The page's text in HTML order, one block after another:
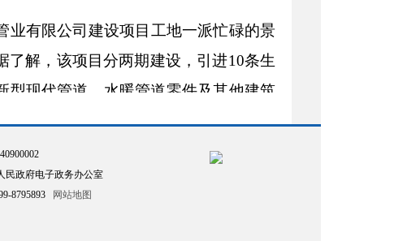
业有限公司建设项目工地一派忙碌的景
解，该项目分两期建设，引进10条生
型现代管道、水暖管道零件及其他建筑
照计划，我们这个月底设备基本可以安
产。项目达产后，可以为当地解决一
预计年产值两亿元左右，税收2000万
民政府电子政务办公室
8795893
网站地图